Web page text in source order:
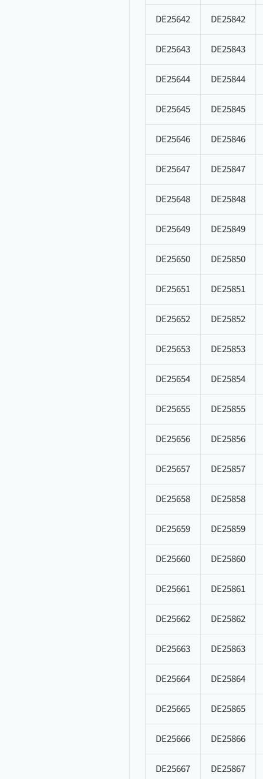
DE25642 DE25842
DE25643 DE25843
DE25644 DE25844
DE25645 DE25845
DE25646 DE25846
DE25647 DE25847
DE25648 DE25848
DE25649 DE25849
DE25650 DE25850
DE25651 DE25851
DE25652 DE25852
DE25653 DE25853
DE25654 DE25854
DE25655 DE25855
DE25656 DE25856
DE25657 DE25857
DE25658 DE25858
DE25659 DE25859
DE25660 DE25860
DE25661 DE25861
DE25662 DE25862
DE25663 DE25863
DE25664 DE25864
DE25665 DE25865
DE25666 DE25866
DE25667 DE25867